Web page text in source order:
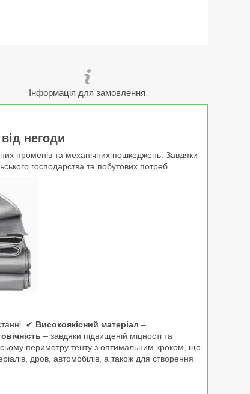
Інформація для замовлення
негоди
променів та механічних пошкоджень. Завдяки
господарства та побутових потреб.
✔ Високоякісний матеріал –
– завдяки підвищеній міцності та
периметру тенту з оптимальним кроком, що
дров, автомобілів, а також для створення